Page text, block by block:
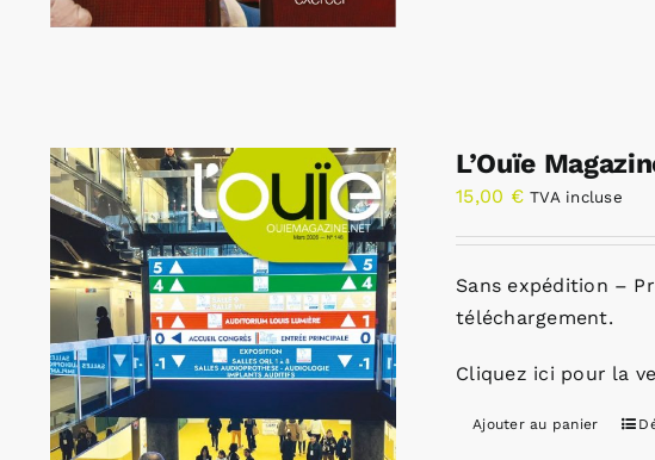
L’Ouïe
15,00 € TVA incluse
Sans expédition –
téléchargement.
Cliquez ici pour la
Ajouter au panier